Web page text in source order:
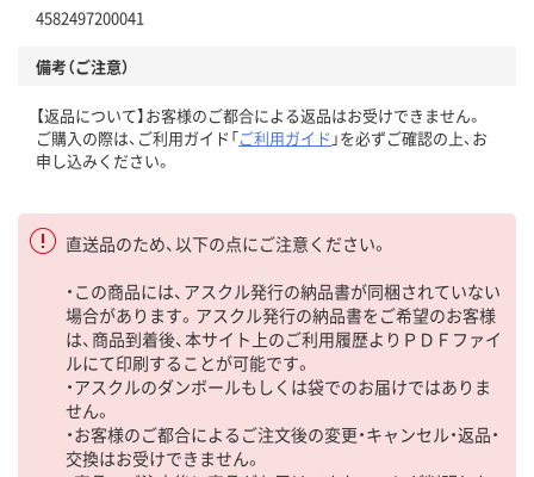
4582497200041
備考（ご注意）
【返品について】お客様のご都合による返品はお受けできません。
ご購入の際は、ご利用ガイド「ご利用ガイド 」を必ずご確認の上、お
申し込みください。
直送品のため、以下の点にご注意ください。
・この商品には、アスクル発行の納品書が同梱されていない
場合があります。アスクル発行の納品書をご希望のお客様
は、商品到着後、本サイト上のご利用履歴よりＰＤＦファイ
ルにて印刷することが可能です。
・アスクルのダンボールもしくは袋でのお届けではありま
せん。
・お客様のご都合によるご注文後の変更・キャンセル・返品・
交換はお受けできません。